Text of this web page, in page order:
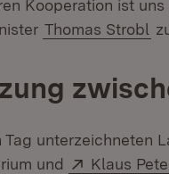
Kooperation ist
Thomas Strobl
Tag unterzeichneten
und
Extern:
Klaus